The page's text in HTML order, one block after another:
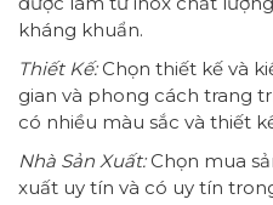
kháng khuẩn.
Thiết Kế:Chọn thiết kế và
gian và phong cách trang
có nhiều màu sắc và thiết
Nhà Sản Xuất:Chọn mua
xuất uy tín và có uy tín